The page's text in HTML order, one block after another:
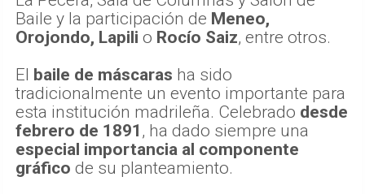
Baile y la participación de Meneo,
Orojondo, Lapili o Rocío Saiz, entre otros.
El baile de máscaras ha sido
tradicionalmente un evento importante para
esta institución madrileña. Celebrado desde
febrero de 1891 , ha dado siempre una
especial importancia al componente
gráfico de su planteamiento.